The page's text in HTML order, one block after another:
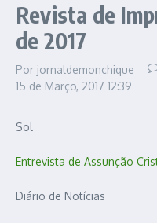
Revista de
de 2017
Por jornaldemonchique
15 de Março, 2017 12:39
Sol
Entrevista de Assunção
Diário de Notícias